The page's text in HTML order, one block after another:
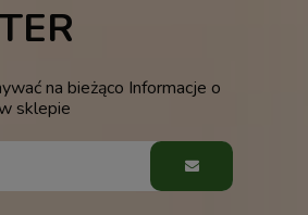
na bieżąco Informacje o
sklepie